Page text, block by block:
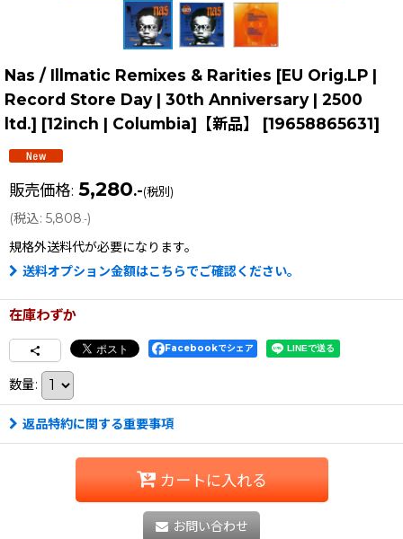
Nas / Illmatic Remixes & Rarities [EU Orig.LP |
Record Store Day | 30th Anniversary | 2500
ltd.] [12inch | Columbia]【新品】
[19658865631]
販売価格: 5,280.-(税別)
(税込: 5,808.-)
規格外送料代が必要になります。
送料オプション金額はこちらでご確認ください。
在庫わずか
Facebookでシェア
数量:
返品特約に関する重要事項
カートに入れる
お問い合わせ